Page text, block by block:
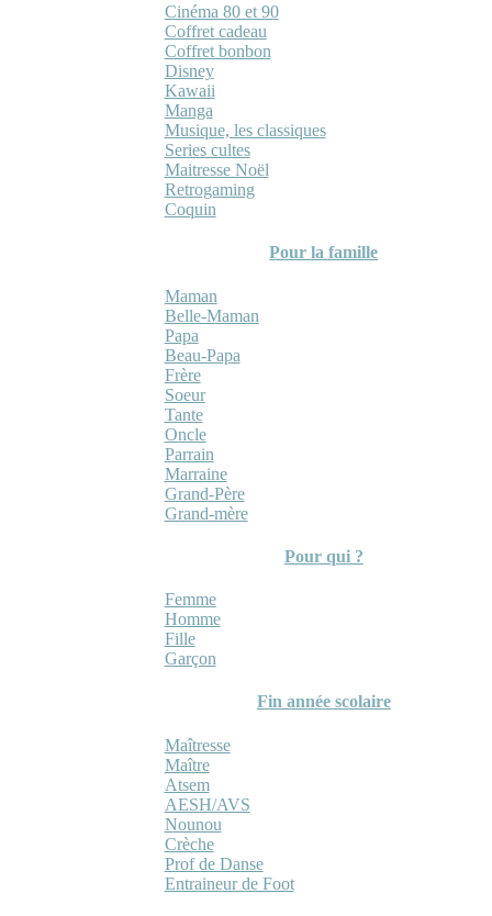
Cinéma 80 et 90
Coffret cadeau
Coffret bonbon
Disney
Kawaii
Manga
Musique, les classiques
Series cultes
Maitresse Noël
Retrogaming
Coquin
Pour la famille
Maman
Belle-Maman
Papa
Beau-Papa
Frère
Soeur
Tante
Oncle
Parrain
Marraine
Grand-Père
Grand-mère
Pour qui ?
Femme
Homme
Fille
Garçon
Fin année scolaire
Maîtresse
Maître
Atsem
AESH/AVS
Nounou
Crèche
Prof de Danse
Entraineur de Foot